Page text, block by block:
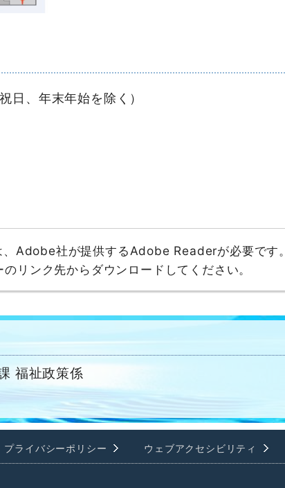
、年末年始を除く）
Adobe社が提供するAdobe Readerが必要です。
リンク先からダウンロードしてください。
福祉政策係
プライバシーポリシー ウェブアクセシビリティ